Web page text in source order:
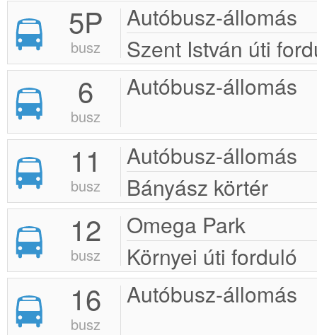
5P
busz
Autóbusz-állomás
Szent István úti
6
busz
Autóbusz-állomás
11
busz
Autóbusz-állomás
Bányász körtér
12
busz
Omega Park
Környei úti forduló
16
busz
Autóbusz-állomás